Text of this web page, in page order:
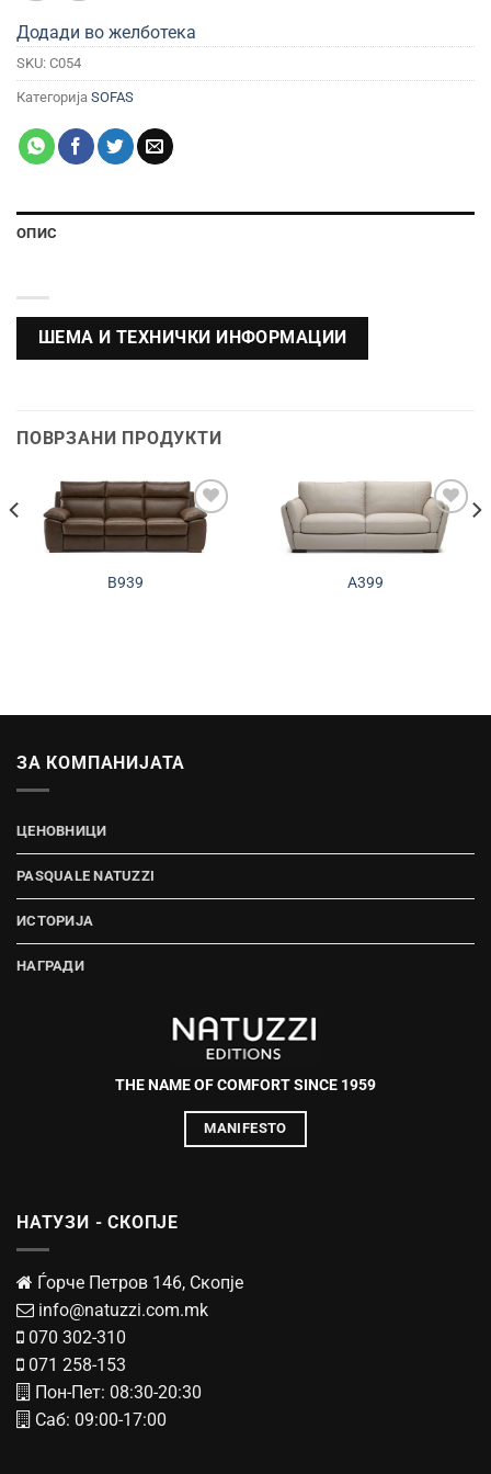
Додади во желботека
SKU: C054
Категорија SOFAS
ОПИС
ШЕМА И ТЕХНИЧКИ ИНФОРМАЦИИ
ПОВРЗАНИ ПРОДУКТИ
Додади во
желботека
B939
Додади во
желботека
A399
ЗА КОМПАНИЈАТА
ЦЕНОВНИЦИ
PASQUALE NATUZZI
ИСТОРИЈА
НАГРАДИ
THE NAME OF COMFORT SINCE 1959
MANIFESTO
НАТУЗИ - СКОПЈЕ
Ѓорче Петров 146, Скопје
info@natuzzi.com.mk
070 302-310
071 258-153
Пон-Пет: 08:30-20:30
Саб: 09:00-17:00